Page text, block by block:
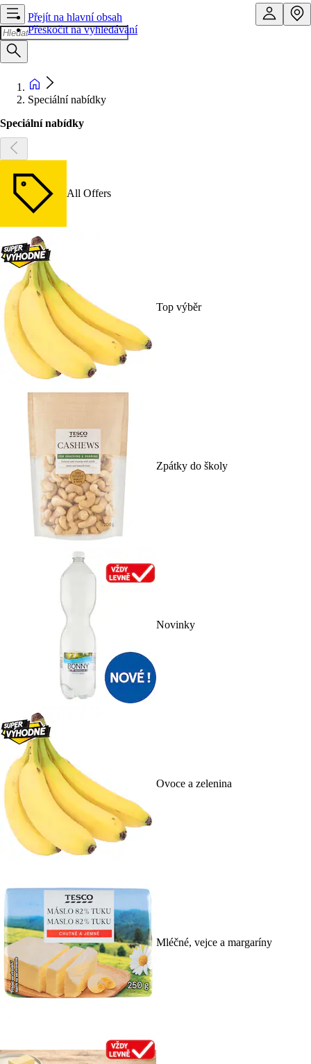
Přejít na hlavní obsah
Přeskočit na vyhledávání
Speciální nabídky
Speciální nabídky
All Offers
Top výběr
Zpátky do školy
Novinky
Ovoce a zelenina
Mléčné, vejce a margaríny